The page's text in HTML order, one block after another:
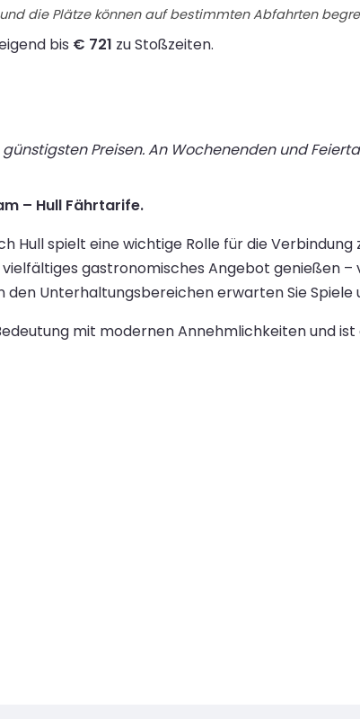
die Plätze können auf bestimmten Abfahrten
bis € 721 zu Stoßzeiten.
Preisen. An Wochenenden und
– Hull Fährtarife.
spielt eine wichtige Rolle für die Verbindung
gastronomisches Angebot genießen –
Unterhaltungsbereichen erwarten Sie Spiele
mit modernen Annehmlichkeiten und